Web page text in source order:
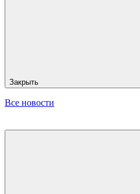
Закрыть
Все новости